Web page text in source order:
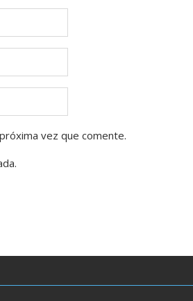
vez que comente.